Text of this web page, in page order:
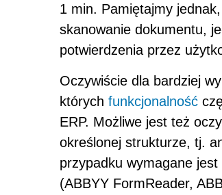
1 min. Pamiętajmy
skanowanie dokumentu,
potwierdzenia przez
Oczywiście dla bardziej
których funkcjonalność
ERP. Możliwe jest też
określonej strukturze, tj.
przypadku wymagane
(ABBYY FormReader,